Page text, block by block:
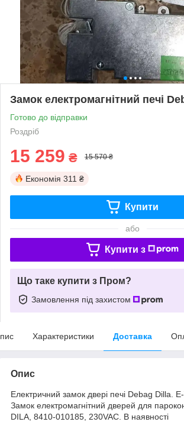
Замок електромагнітний печі
Готово до відправки
Роздріб
15 259 ₴ 15 570 ₴
Економія 311 ₴
Купити
або
Купити з
Що таке купити з Пром?
Замовлення під захистом
Характеристики Доставка
Опис
Електричний замок двері печі Debag Dilla.
Замок електромагнітний дверей для
DILA, 8410-010185, 230VAC. В наявності